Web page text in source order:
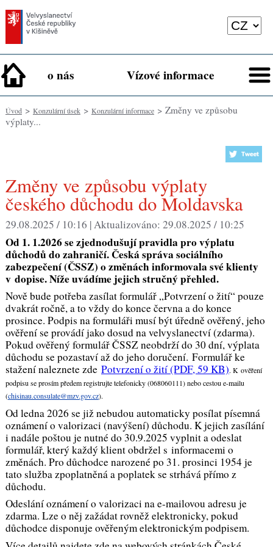
o nás Vízové informace
Úvod> Konzulární úsek> Konzulární informace> Změny ve způsobu
výplaty...
Změny ve způsobu výplaty
českého důchodu do Moldavska
29.08.2025 / 10:16 |Aktualizováno: 29.08.2025 / 10:25
Od 1. 1.2026 se zjednodušují pravidla pro výplatu
důchodů do zahraničí. Česká správa sociálního
zabezpečení (ČSSZ) o změnách informovala své klienty
v dopise. Níže uvádíme jejich stručný přehled.
Nově bude potřeba zasílat formulář „Potvrzení o žití“ pouze
dvakrát ročně, a to vždy do konce června a do konce
prosince. Podpis na formuláři musí být úředně ověřený, jeho
ověření se provádí jako dosud na velvyslanectví (zdarma).
Pokud ověřený formulář ČSSZ neobdrží do 30 dní, výplata
důchodu se pozastaví až do jeho doručení. Formulář ke
stažení naleznete zde Potvrzení o žití(PDF, 59 KB). K ověření
podpisu se prosím předem registrujte telefonicky (068060111) nebo cestou e-mailu
(chisinau.consulate@mzv.gov.cz).
Od ledna 2026 se již nebudou automaticky posílat písemná
oznámení o valorizaci (navýšení) důchodu. K jejich zasílání
i nadále poštou je nutné do 30.9.2025 vyplnit a odeslat
formulář, který každý klient obdržel s informacemi o
změnách. Pro důchodce narozené po 31. prosinci 1954 je
tato služba zpoplatněná a poplatek se strhává přímo z
důchodu.
Odeslání oznámení o valorizaci na e-mailovou adresu je
zdarma. Lze o něj zažádat rovněž elektronicky, pokud
důchodce disponuje ověřeným elektronickým podpisem.